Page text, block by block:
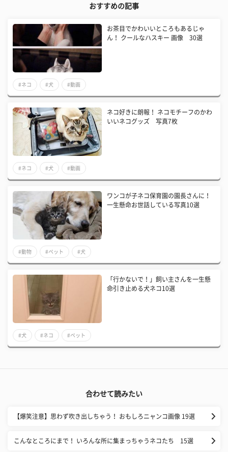
おすすめの記事
お茶目でかわいいところもあるじゃ
ん！ クールなハスキー 画像 30選
#ネコ #犬 #動画
ネコ好きに朗報！ ネコモチーフのかわ
いいネコグッズ 写真7枚
#ネコ #犬 #動画
ワンコが子ネコ保育園の園長さんに！
一生懸命お世話している写真10選
#動物 #ペット #犬
「行かないで！」飼い主さんを一生懸
命引き止める犬ネコ10選
#犬 #ネコ #ペット
合わせて読みたい
【爆笑注意】思わず吹き出しちゃう！ おもしろニャンコ画像 19選
こんなところにまで！ いろんな所に集まっちゃうネコたち 15選